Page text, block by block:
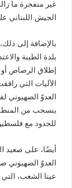
غير منفجرة ما
الجيش اللبناني
بالإضافة إلى
بلدة الطيبة
إطلاق الرصاص أو
الآليات التي
العدوّ الصهيوني
ينسحب من
للحدود مع
أيضًا، على صعيد
العدوّ الصهيوني
عيتا الشعب،